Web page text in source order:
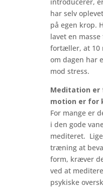
har selv
på egen krop.
lavet en
fortæller, at 10
om dagen har
mod stress.
Meditation er
motion er for
For mange er
i den gode
mediteret.
træning at
form, kræver
ved at
psykiske